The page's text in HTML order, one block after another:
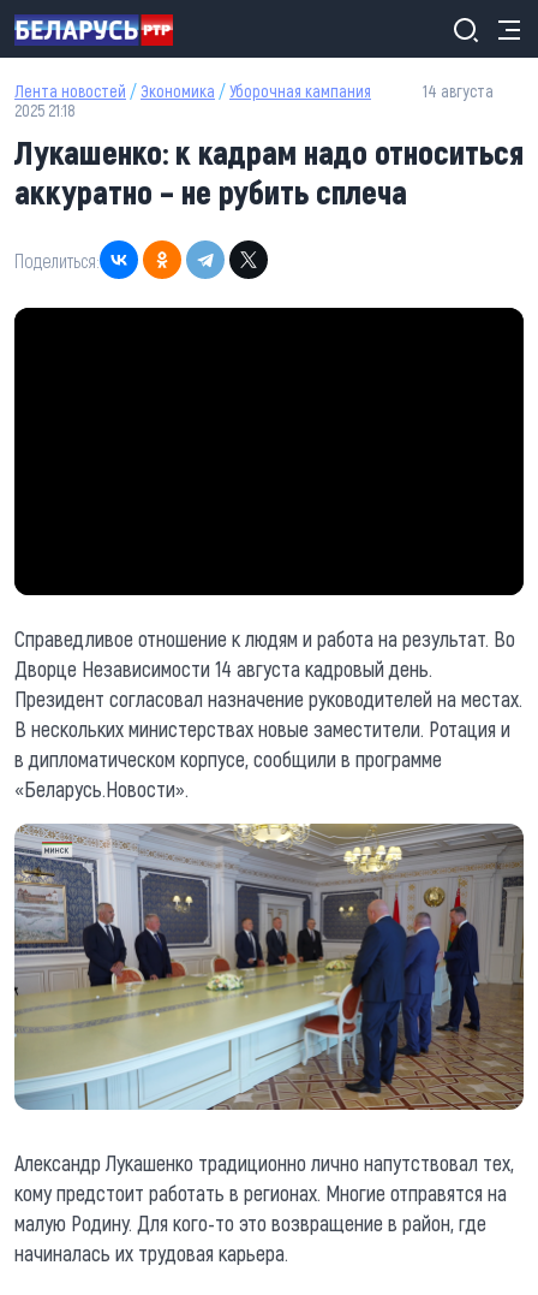
Перейти к основному содержанию
Лента новостей / Экономика /Уборочная кампания
14 августа
2025 21:18
Лукашенко: к кадрам надо относиться
аккуратно – не рубить сплеча
Поделиться:
Справедливое отношение к людям и работа на результат. Во
Дворце Независимости 14 августа кадровый день.
Президент согласовал назначение руководителей на местах.
В нескольких министерствах новые заместители. Ротация и
в дипломатическом корпусе, сообщили в программе
«Беларусь.Новости».
Александр Лукашенко традиционно лично напутствовал тех,
кому предстоит работать в регионах. Многие отправятся на
малую Родину. Для кого-то это возвращение в район, где
начиналась их трудовая карьера.